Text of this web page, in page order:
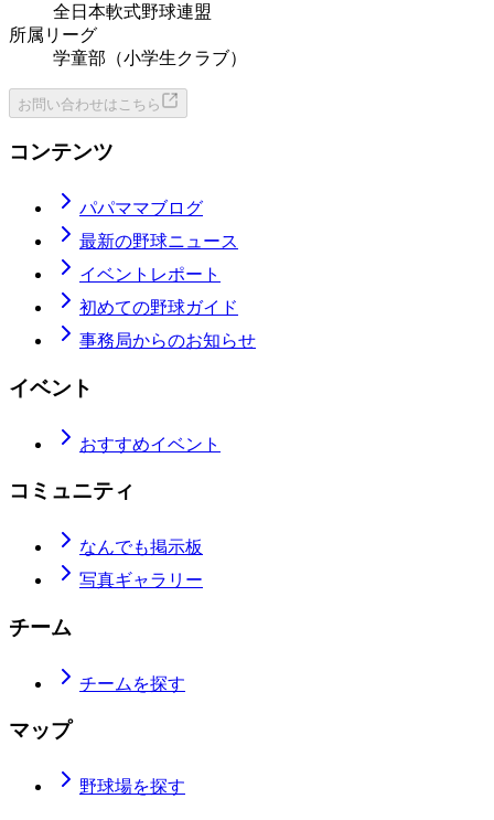
全日本軟式野球連盟
所属リーグ
学童部（小学生クラブ）
お問い合わせはこちら
コンテンツ
パパママブログ
最新の野球ニュース
イベントレポート
初めての野球ガイド
事務局からのお知らせ
イベント
おすすめイベント
コミュニティ
なんでも掲示板
写真ギャラリー
チーム
チームを探す
マップ
野球場を探す